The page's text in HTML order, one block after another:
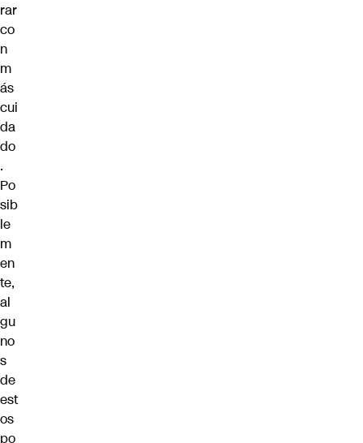
rar
co
n
m
ás
cui
da
do
.
Po
sib
le
m
en
te,
al
gu
no
s
de
est
os
po